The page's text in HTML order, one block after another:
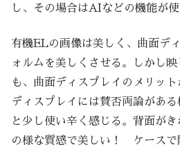
し、その場合はAIなどの機能が使
有機ELの画像は美しく、曲面デ
ォルムを美しくさせる。しかし
も、曲面ディスプレイのメリッ
ディスプレイには賛否両論があ
と少し使い辛く感じる。背面が
の様な質感で美しい！ ケースで